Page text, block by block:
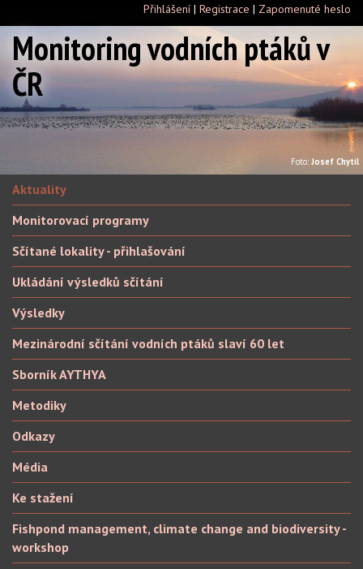
Přihlášení | Registrace | Zapomenuté heslo
Monitoring vodních ptáků v
ČR
Foto: Josef Chytil
Aktuality
Monitorovací programy
Sčítané lokality - přihlašování
Ukládání výsledků sčítání
Výsledky
Mezinárodní sčítání vodních ptáků slaví 60 let
Sborník AYTHYA
Metodiky
Odkazy
Média
Ke stažení
Fishpond management, climate change and biodiversity -
workshop